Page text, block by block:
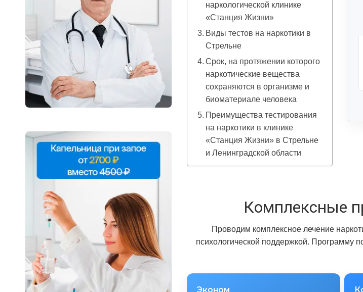
наркологической клинике
«Станция Жизни»
Виды тестов на наркотики в
Стрельне
Срок, на протяжении которого
наркотические вещества
сохраняются в организме и
биоматериале человека
Преимущества тестирования
на наркотики в клинике
«Станция Жизни» в Стрельне
и Ленинградской области
Комплексные
Проводим комплексное лечение
психологической поддержкой. Программу
Эконом